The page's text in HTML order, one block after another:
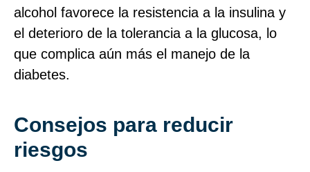
alcohol favorece la resistencia a la insulina y
el deterioro de la tolerancia a la glucosa, lo
que complica aún más el manejo de la
diabetes.
Consejos para reducir
riesgos